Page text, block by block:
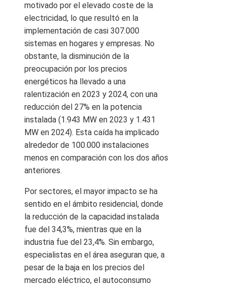
motivado por el elevado coste de la
electricidad, lo que resultó en la
implementación de casi 307.000
sistemas en hogares y empresas. No
obstante, la disminución de la
preocupación por los precios
energéticos ha llevado a una
ralentización en 2023 y 2024, con una
reducción del 27% en la potencia
instalada (1.943 MW en 2023 y 1.431
MW en 2024). Esta caída ha implicado
alrededor de 100.000 instalaciones
menos en comparación con los dos años
anteriores.
Por sectores, el mayor impacto se ha
sentido en el ámbito residencial, donde
la reducción de la capacidad instalada
fue del 34,3%, mientras que en la
industria fue del 23,4%. Sin embargo,
especialistas en el área aseguran que, a
pesar de la baja en los precios del
mercado eléctrico, el autoconsumo